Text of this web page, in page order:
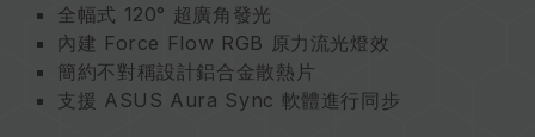
全幅式 120° 超廣角發光
內建 Force Flow RGB 原力流光燈效
簡約不對稱設計鋁合金散熱片
支援 ASUS Aura Sync 軟體進行同步